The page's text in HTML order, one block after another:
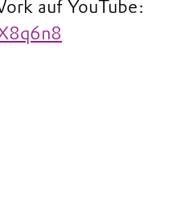
auf YouTube: